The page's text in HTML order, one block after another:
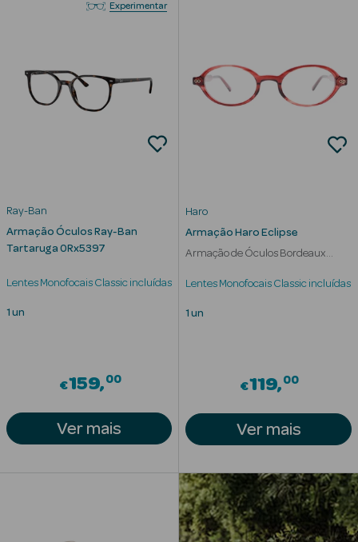
Faciais
Esfoliantes
Hidratantes
Banho
Experimentar
Ray-Ban
Armação Óculos Ray-Ban
Tartaruga 0Rx5397
Lentes Monofocais Classic incluídas
1 un
€159 00
Ver mais
Haro
Armação Haro Eclipse
Armação de Óculos Bordeaux
Lentes Monofocais Classic incluídas
1 un
€119 00
Ver mais